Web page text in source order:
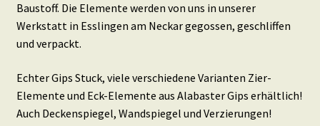
Baustoff. Die Elemente werden von uns in unserer
Werkstatt in Esslingen am Neckar gegossen, geschliffen
und verpackt.
Echter Gips Stuck, viele verschiedene Varianten Zier-
Elemente und Eck-Elemente aus Alabaster Gips erhältlich!
Auch Deckenspiegel, Wandspiegel und Verzierungen!